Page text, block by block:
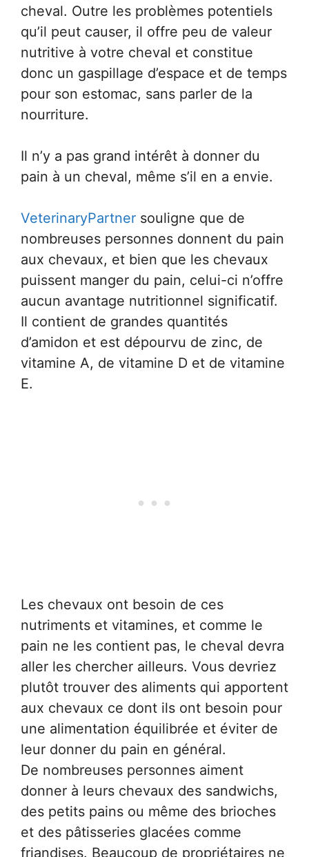
cheval. Outre les problèmes potentiels
qu’il peut causer, il offre peu de valeur
nutritive à votre cheval et constitue
donc un gaspillage d’espace et de temps
pour son estomac, sans parler de la
nourriture.
Il n’y a pas grand intérêt à donner du
pain à un cheval, même s’il en a envie.
VeterinaryPartner souligne que de
nombreuses personnes donnent du pain
aux chevaux, et bien que les chevaux
puissent manger du pain, celui-ci n’offre
aucun avantage nutritionnel significatif.
Il contient de grandes quantités
d’amidon et est dépourvu de zinc, de
vitamine A, de vitamine D et de vitamine
E.
Les chevaux ont besoin de ces
nutriments et vitamines, et comme le
pain ne les contient pas, le cheval devra
aller les chercher ailleurs. Vous devriez
plutôt trouver des aliments qui apportent
aux chevaux ce dont ils ont besoin pour
une alimentation équilibrée et éviter de
leur donner du pain en général.
De nombreuses personnes aiment
donner à leurs chevaux des sandwichs,
des petits pains ou même des brioches
et des pâtisseries glacées comme
friandises. Beaucoup de propriétaires ne